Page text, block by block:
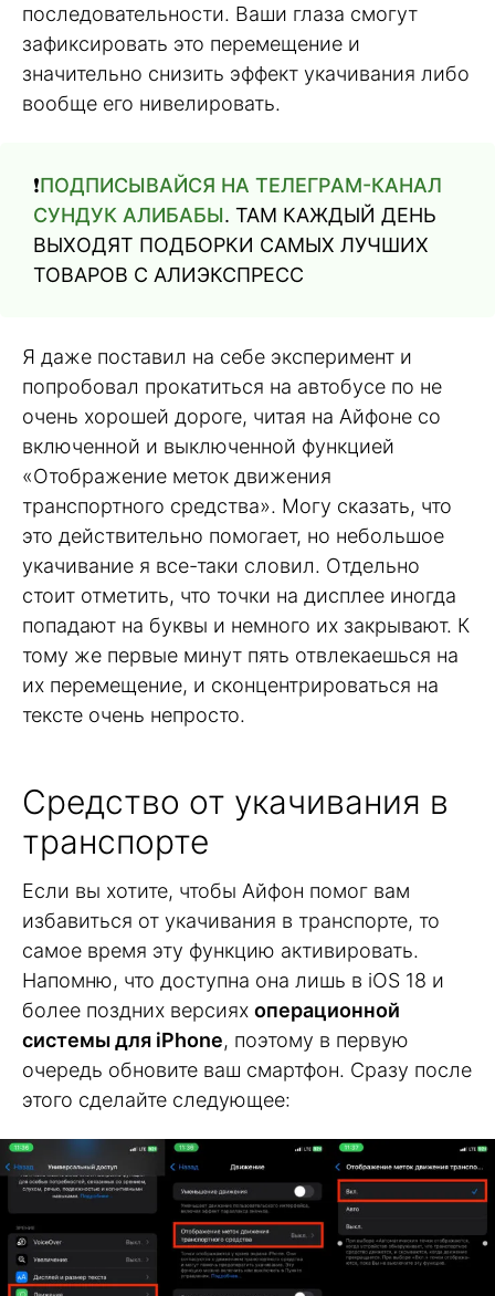
последовательности. Ваши глаза смогут
зафиксировать это перемещение и
значительно снизить эффект укачивания либо
вообще его нивелировать.
❗️ПОДПИСЫВАЙСЯ НА ТЕЛЕГРАМ-КАНАЛ
СУНДУК АЛИБАБЫ. ТАМ КАЖДЫЙ ДЕНЬ
ВЫХОДЯТ ПОДБОРКИ САМЫХ ЛУЧШИХ
ТОВАРОВ С АЛИЭКСПРЕСС
Я даже поставил на себе эксперимент и
попробовал прокатиться на автобусе по не
очень хорошей дороге, читая на Айфоне со
включенной и выключенной функцией
«Отображение меток движения
транспортного средства». Могу сказать, что
это действительно помогает, но небольшое
укачивание я все-таки словил. Отдельно
стоит отметить, что точки на дисплее иногда
попадают на буквы и немного их закрывают. К
тому же первые минут пять отвлекаешься на
их перемещение, и сконцентрироваться на
тексте очень непросто.
Средство от укачивания в
транспорте
Если вы хотите, чтобы Айфон помог вам
избавиться от укачивания в транспорте, то
самое время эту функцию активировать.
Напомню, что доступна она лишь в iOS 18 и
более поздних версиях операционной
системы для iPhone, поэтому в первую
очередь обновите ваш смартфон. Сразу после
этого сделайте следующее: